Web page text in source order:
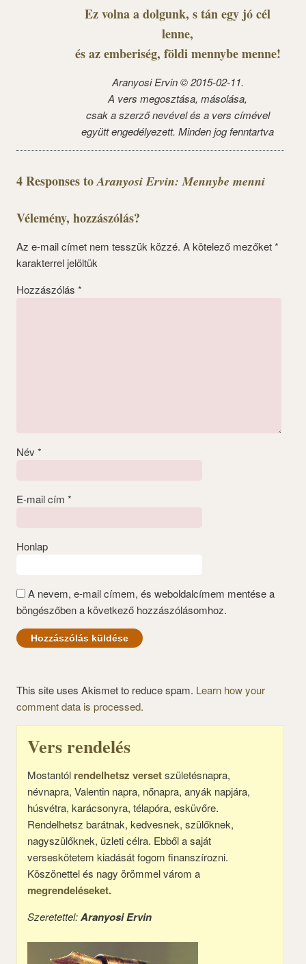
Ez volna a dolgunk, s tán egy jó cél
lenne,
és az emberiség, földi mennybe menne!
Aranyosi Ervin © 2015-02-11.
A vers megosztása, másolása,
csak a szerző nevével és a vers címével
együtt engedélyezett. Minden jog fenntartva
4 Responses toAranyosi Ervin: Mennybe menni
Vélemény, hozzászólás?
Az e-mail címet nem tesszük közzé. A kötelező mezőket*
karakterrel jelöltük
Hozzászólás *
Név *
E-mail cím *
Honlap
A nevem, e-mail címem, és weboldalcímem mentése a
böngészőben a következő hozzászólásomhoz.
This site uses Akismet to reduce spam. Learn how your
comment data is processed.
Vers rendelés
Mostantól rendelhetsz versetszületésnapra,
névnapra, Valentin napra, nőnapra, anyák napjára,
húsvétra, karácsonyra, télapóra, esküvőre.
Rendelhetsz barátnak, kedvesnek, szülőknek,
nagyszülőknek, üzleti célra. Ebből a saját
verseskötetem kiadását fogom finanszírozni.
Köszönettel és nagy örömmel várom a
megrendeléseket.
Szeretettel:Aranyosi Ervin